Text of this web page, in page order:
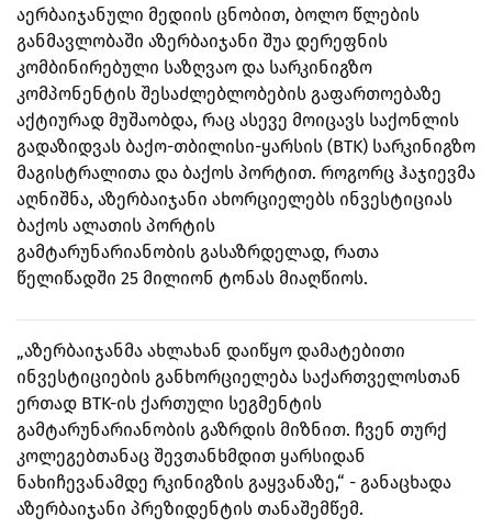
აერბაიჯანული მედიის ცნობით, ბოლო წლების
განმავლობაში აზერბაიჯანი შუა დერეფნის
კომბინირებული საზღვაო და სარკინიგზო
კომპონენტის შესაძლებლობების გაფართოებაზე
აქტიურად მუშაობდა, რაც ასევე მოიცავს საქონლის
გადაზიდვას ბაქო-თბილისი-ყარსის (BTK) სარკინიგზო
მაგისტრალითა და ბაქოს პორტით. როგორც ჰაჯიევმა
აღნიშნა, აზერბაიჯანი ახორციელებს ინვესტიციას
ბაქოს ალათის პორტის
გამტარუნარიანობის გასაზრდელად, რათა
წელიწადში 25 მილიონ ტონას მიაღწიოს.
„აზერბაიჯანმა ახლახან დაიწყო დამატებითი
ინვესტიციების განხორციელება საქართველოსთან
ერთად BTK-ის ქართული სეგმენტის
გამტარუნარიანობის გაზრდის მიზნით. ჩვენ თურქ
კოლეგებთანაც შევთანხმდით ყარსიდან
ნახიჩევანამდე რკინიგზის გაყვანაზე,“ - განაცხადა
აზერბაიჯანი პრეზიდენტის თანაშემწემ.